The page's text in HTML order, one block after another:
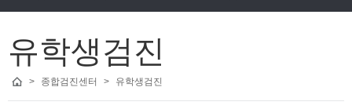
유학생검진
> 종합검진센터 > 유학생검진